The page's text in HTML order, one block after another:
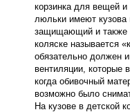
корзинка для вещей
люльки имеют кузова
защищающий и также
коляске называется
обязательно должен
вентиляции, которые
когда обивочный
возможно было
На кузове в детской